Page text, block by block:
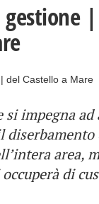
gestione
si impegna ad
area,
di